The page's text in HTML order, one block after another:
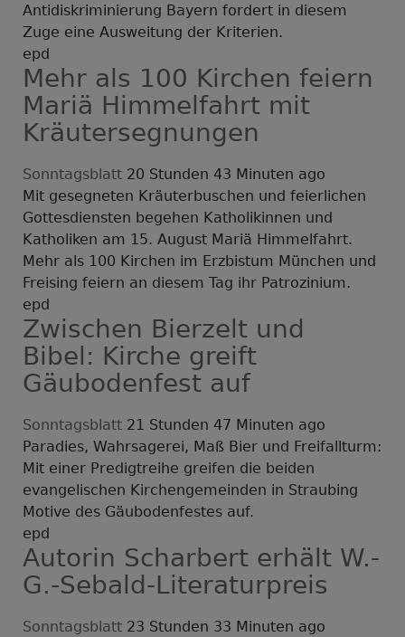
Antidiskriminierung Bayern fordert in diesem
Zuge eine Ausweitung der Kriterien.
epd
Mehr als 100 Kirchen feiern
Mariä Himmelfahrt mit
Kräutersegnungen
Sonntagsblatt 20 Stunden 43 Minuten ago
Mit gesegneten Kräuterbuschen und feierlichen
Gottesdiensten begehen Katholikinnen und
Katholiken am 15. August Mariä Himmelfahrt.
Mehr als 100 Kirchen im Erzbistum München und
Freising feiern an diesem Tag ihr Patrozinium.
epd
Zwischen Bierzelt und
Bibel: Kirche greift
Gäubodenfest auf
Sonntagsblatt 21 Stunden 47 Minuten ago
Paradies, Wahrsagerei, Maß Bier und Freifallturm:
Mit einer Predigtreihe greifen die beiden
evangelischen Kirchengemeinden in Straubing
Motive des Gäubodenfestes auf.
epd
Autorin Scharbert erhält W.-
G.-Sebald-Literaturpreis
Sonntagsblatt 23 Stunden 33 Minuten ago